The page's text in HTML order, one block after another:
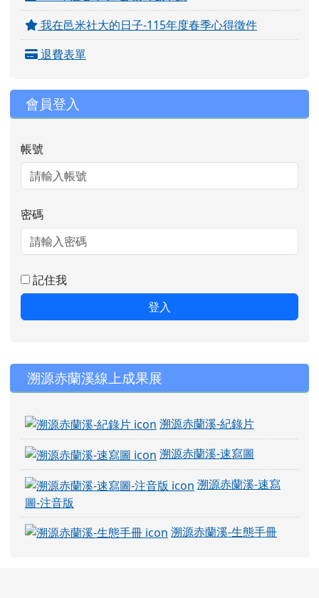
我在邑米社大的日子-115年度春季心得徵件
退費表單
會員登入
帳號
密碼
記住我
登入
右邊區域內容
溯源赤蘭溪線上成果展
溯源赤蘭溪-紀錄片
溯源赤蘭溪-速寫圖
溯源赤蘭溪-速寫
圖-注音版
溯源赤蘭溪-生態手冊